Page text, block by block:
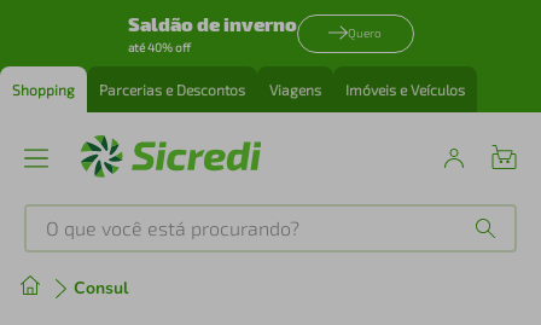
Saldão de inverno
até 40% off
Quero
Shopping Parcerias e Descontos Viagens Imóveis e Veículos
O que você está procurando?
Consul
Produtos mais buscados